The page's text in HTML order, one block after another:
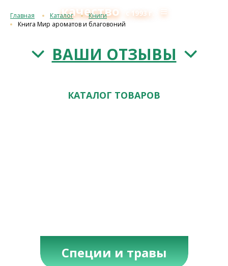
качество
с 1993 г. ≡
Главная Каталог
Книги
Книга Мир ароматов и благовоний
ВАШИ ОТЗЫВЫ
КАТАЛОГ ТОВАРОВ
Специи и травы